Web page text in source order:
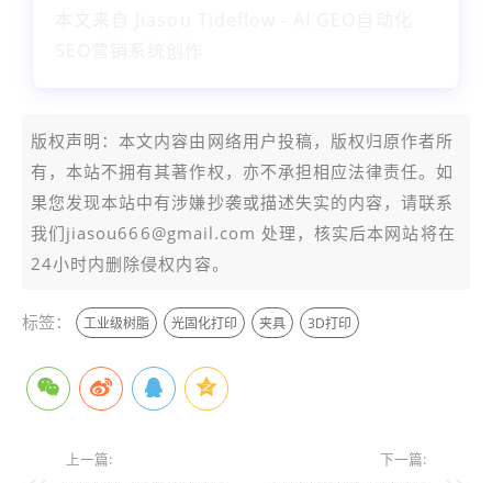
版权声明：本文内容由网络用户投稿，版权归原作者所
有，本站不拥有其著作权，亦不承担相应法律责任。如
果您发现本站中有涉嫌抄袭或描述失实的内容，请联系
我们jiasou666@gmail.com 处理，核实后本网站将在
24小时内删除侵权内容。
标签： 工业级树脂 光固化打印 夹具 3D打印
上一篇: 下一篇: